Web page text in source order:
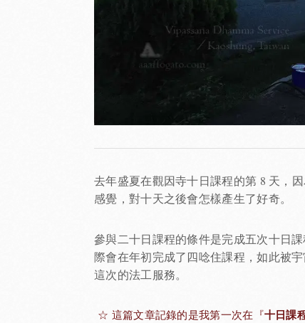
去年盛夏在觀因寺十日課程的第 8 天，
感覺，對十天之後會怎樣產生了好奇。
參與二十日課程的條件是完成五次十日
際會在年初完成了四唸住課程，如此被
這次的法工服務。
☆ 這篇文章記錄的是我第一次在『十日課